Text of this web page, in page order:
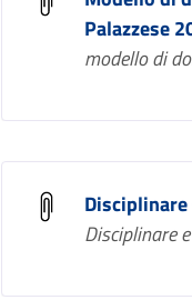
Palazzese
modello di
Disciplinare
Disciplinare